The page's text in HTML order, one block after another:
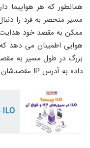
همانطور که هر
مسیر منحصر به فرد را
ممکن به مقصد خود هدایت
هوایی اطمینان می دهد
بزرگ در طول مسیر به
داده به آدرس IP مقصدشان کمک می کند.
ILO چیست ؟